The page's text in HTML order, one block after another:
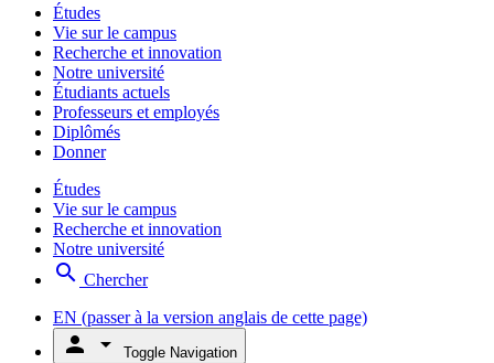
Études
Vie sur le campus
Recherche et innovation
Notre université
Étudiants actuels
Professeurs et employés
Diplômés
Donner
Études
Vie sur le campus
Recherche et innovation
Notre université
search Chercher
EN (passer à la version anglais de cette page)
person arrow_drop_down Toggle Navigation